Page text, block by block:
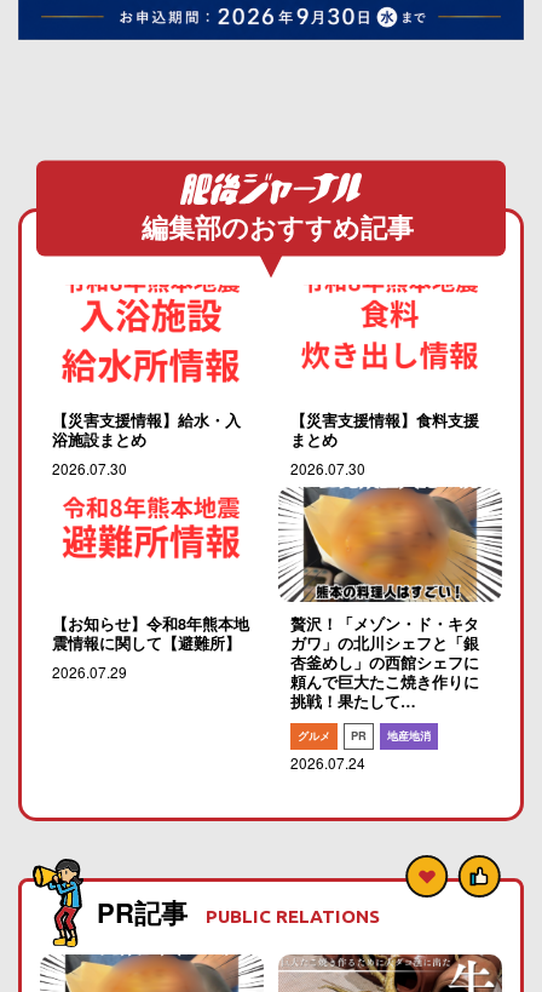
編集部のおすすめ記事
【災害支援情報】給水・入
浴施設まとめ
2026.07.30
【災害支援情報】食料支援
まとめ
2026.07.30
【お知らせ】令和8年熊本地
震情報に関して【避難所】
2026.07.29
贅沢！「メゾン・ド・キタ
ガワ」の北川シェフと「銀
杏釜めし」の西館シェフに
頼んで巨大たこ焼き作りに
挑戦！果たして…
グルメ PR 地産地消
2026.07.24
PR記事 PUBLIC RELATIONS